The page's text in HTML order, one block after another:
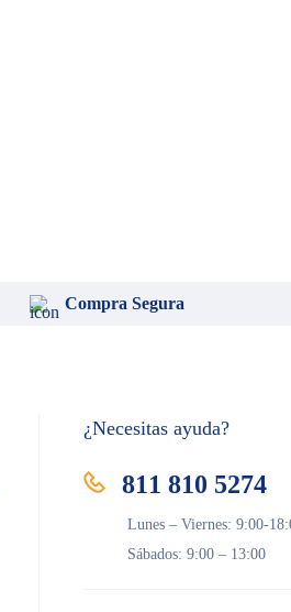
Compra Segura
¿Necesitas ayuda?
811 810 5274
Lunes – Viernes: 9:00-
Sábados: 9:00 – 13:00